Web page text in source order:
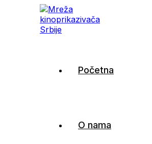
SrbijePočetna
O nama